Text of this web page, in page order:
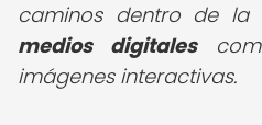
caminos dentro de
medios digitales
imágenes interactivas.